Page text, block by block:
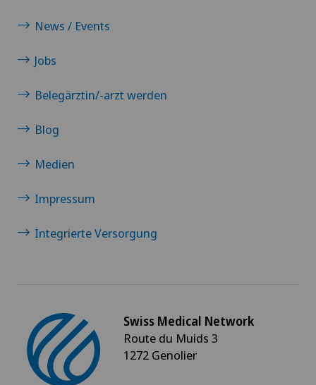
News / Events
Jobs
Belegärztin/-arzt werden
Blog
Medien
Impressum
Integrierte Versorgung
Swiss Medical Network
Route du Muids 3
1272 Genolier